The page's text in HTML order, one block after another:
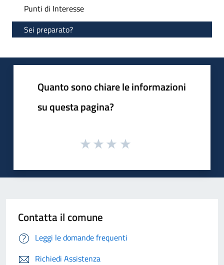
Punti di Interesse
Sei preparato?
Quanto sono chiare le informazioni
su questa pagina?
Contatta il comune
Leggi le domande frequenti
Richiedi Assistenza